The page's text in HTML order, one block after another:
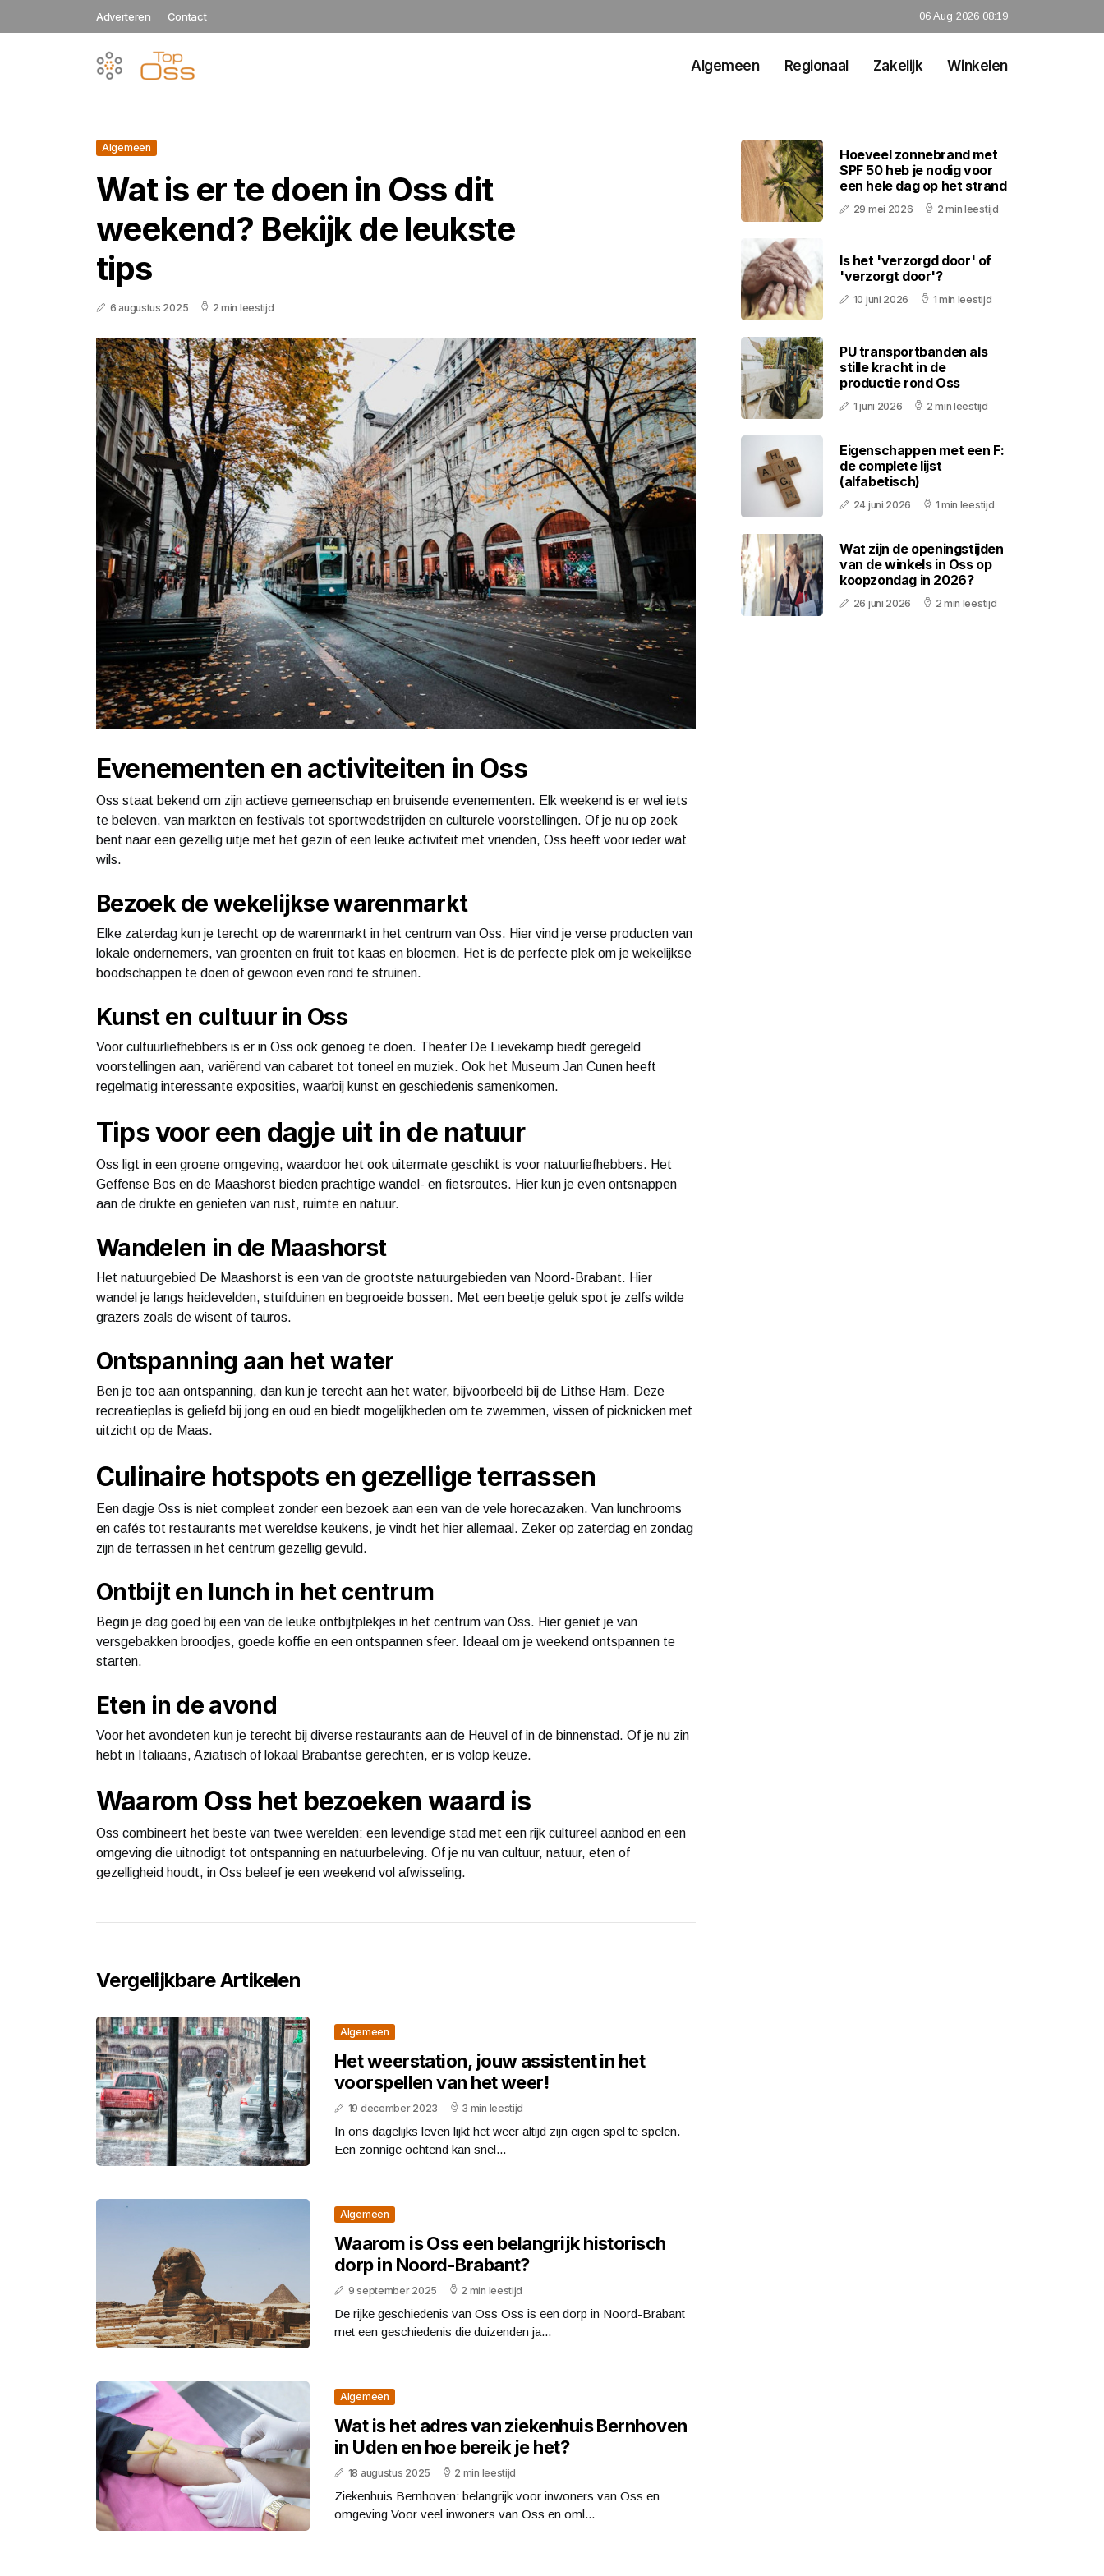
Adverteren Contact 06 Aug 2026 08:19
Algemeen Regionaal Zakelijk Winkelen
Algemeen
Wat is er te doen in Oss dit
weekend? Bekijk de leukste
tips
6 augustus 2025 2 min leestijd
Evenementen en activiteiten in Oss
Oss staat bekend om zijn actieve gemeenschap en bruisende evenementen. Elk weekend is er wel iets
te beleven, van markten en festivals tot sportwedstrijden en culturele voorstellingen. Of je nu op zoek
bent naar een gezellig uitje met het gezin of een leuke activiteit met vrienden, Oss heeft voor ieder wat
wils.
Bezoek de wekelijkse warenmarkt
Elke zaterdag kun je terecht op de warenmarkt in het centrum van Oss. Hier vind je verse producten van
lokale ondernemers, van groenten en fruit tot kaas en bloemen. Het is de perfecte plek om je wekelijkse
boodschappen te doen of gewoon even rond te struinen.
Kunst en cultuur in Oss
Voor cultuurliefhebbers is er in Oss ook genoeg te doen. Theater De Lievekamp biedt geregeld
voorstellingen aan, variërend van cabaret tot toneel en muziek. Ook het Museum Jan Cunen heeft
regelmatig interessante exposities, waarbij kunst en geschiedenis samenkomen.
Tips voor een dagje uit in de natuur
Oss ligt in een groene omgeving, waardoor het ook uitermate geschikt is voor natuurliefhebbers. Het
Geffense Bos en de Maashorst bieden prachtige wandel- en fietsroutes. Hier kun je even ontsnappen
aan de drukte en genieten van rust, ruimte en natuur.
Wandelen in de Maashorst
Het natuurgebied De Maashorst is een van de grootste natuurgebieden van Noord-Brabant. Hier
wandel je langs heidevelden, stuifduinen en begroeide bossen. Met een beetje geluk spot je zelfs wilde
grazers zoals de wisent of tauros.
Ontspanning aan het water
Ben je toe aan ontspanning, dan kun je terecht aan het water, bijvoorbeeld bij de Lithse Ham. Deze
recreatieplas is geliefd bij jong en oud en biedt mogelijkheden om te zwemmen, vissen of picknicken met
uitzicht op de Maas.
Culinaire hotspots en gezellige terrassen
Een dagje Oss is niet compleet zonder een bezoek aan een van de vele horecazaken. Van lunchrooms
en cafés tot restaurants met wereldse keukens, je vindt het hier allemaal. Zeker op zaterdag en zondag
zijn de terrassen in het centrum gezellig gevuld.
Ontbijt en lunch in het centrum
Begin je dag goed bij een van de leuke ontbijtplekjes in het centrum van Oss. Hier geniet je van
versgebakken broodjes, goede koffie en een ontspannen sfeer. Ideaal om je weekend ontspannen te
starten.
Eten in de avond
Voor het avondeten kun je terecht bij diverse restaurants aan de Heuvel of in de binnenstad. Of je nu zin
hebt in Italiaans, Aziatisch of lokaal Brabantse gerechten, er is volop keuze.
Waarom Oss het bezoeken waard is
Oss combineert het beste van twee werelden: een levendige stad met een rijk cultureel aanbod en een
omgeving die uitnodigt tot ontspanning en natuurbeleving. Of je nu van cultuur, natuur, eten of
gezelligheid houdt, in Oss beleef je een weekend vol afwisseling.
Vergelijkbare Artikelen
Algemeen
Het weerstation, jouw assistent in het
voorspellen van het weer!
19 december 2023 3 min leestijd
In ons dagelijks leven lijkt het weer altijd zijn eigen spel te spelen.
Een zonnige ochtend kan snel...
Algemeen
Waarom is Oss een belangrijk historisch
dorp in Noord-Brabant?
9 september 2025 2 min leestijd
De rijke geschiedenis van Oss Oss is een dorp in Noord-Brabant
met een geschiedenis die duizenden ja...
Algemeen
Wat is het adres van ziekenhuis Bernhoven
in Uden en hoe bereik je het?
18 augustus 2025 2 min leestijd
Ziekenhuis Bernhoven: belangrijk voor inwoners van Oss en
omgeving Voor veel inwoners van Oss en oml...
Hoeveel zonnebrand met
SPF 50 heb je nodig voor
een hele dag op het strand
29 mei 2026 2 min leestijd
Is het 'verzorgd door' of
'verzorgt door'?
10 juni 2026 1 min leestijd
PU transportbanden als
stille kracht in de
productie rond Oss
1 juni 2026 2 min leestijd
Eigenschappen met een F:
de complete lijst
(alfabetisch)
24 juni 2026 1 min leestijd
Wat zijn de openingstijden
van de winkels in Oss op
koopzondag in 2026?
26 juni 2026 2 min leestijd